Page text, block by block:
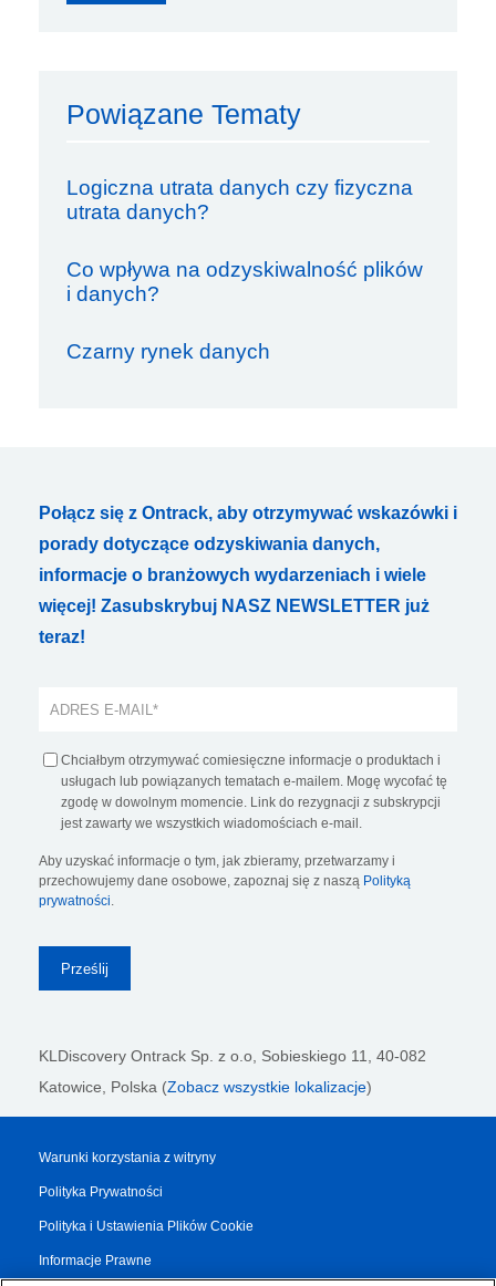
Powiązane Tematy
Logiczna utrata danych czy fizyczna
utrata danych?
Co wpływa na odzyskiwalność plików
i danych?
Czarny rynek danych
Połącz się z Ontrack, aby otrzymywać wskazówki i
porady dotyczące odzyskiwania danych,
informacje o branżowych wydarzeniach i wiele
więcej! Zasubskrybuj NASZ NEWSLETTER już
teraz!
Chciałbym otrzymywać comiesięczne informacje o produktach i
usługach lub powiązanych tematach e-mailem. Mogę wycofać tę
zgodę w dowolnym momencie. Link do rezygnacji z subskrypcji
jest zawarty we wszystkich wiadomościach e-mail.
Aby uzyskać informacje o tym, jak zbieramy, przetwarzamy i
przechowujemy dane osobowe, zapoznaj się z naszą Polityką
prywatności.
KLDiscovery Ontrack Sp. z o.o, Sobieskiego 11, 40-082
Katowice, Polska (Zobacz wszystkie lokalizacje)
Warunki korzystania z witryny
Polityka Prywatności
Polityka i Ustawienia Plików Cookie
Informacje Prawne